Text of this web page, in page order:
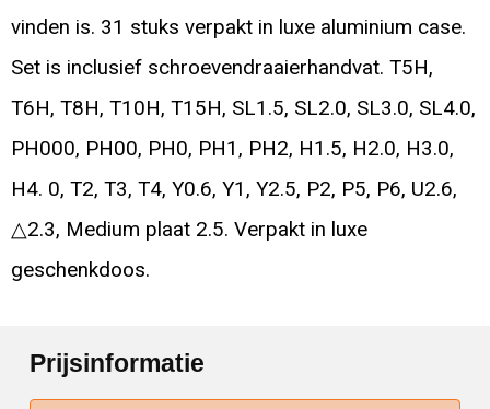
vinden is. 31 stuks verpakt in luxe aluminium case.
Set is inclusief schroevendraaierhandvat. T5H,
T6H, T8H, T10H, T15H, SL1.5, SL2.0, SL3.0, SL4.0,
PH000, PH00, PH0, PH1, PH2, H1.5, H2.0, H3.0,
H4. 0, T2, T3, T4, Y0.6, Y1, Y2.5, P2, P5, P6, U2.6,
△2.3, Medium plaat 2.5. Verpakt in luxe
geschenkdoos.
Prijsinformatie